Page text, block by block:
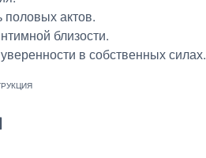
половых актов.
близости.
в собственных силах.